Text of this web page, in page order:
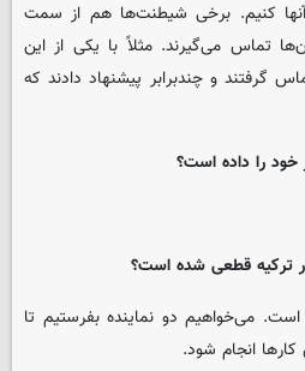
کنیم. برخی شیطنت‌ها هم از سمت
تماس می‌گیرند. مثلاً با یکی از این
گرفتند و چندبرابر پیشنهاد دادند که
را داده است؟
ترکیه قطعی شده است؟
می‌خواهیم دو نماینده بفرستیم تا
کارها انجام شود.